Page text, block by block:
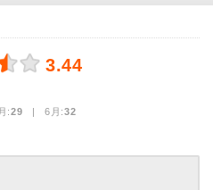
3.44
:29 | 6月:32